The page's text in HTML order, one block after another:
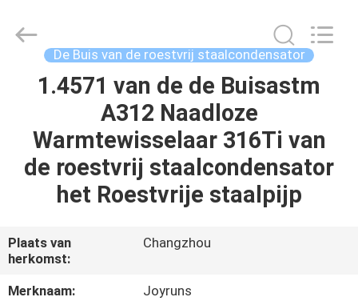
HUIS
PRODUCTEN
ONGEVEER
V.S.
FABRIEKSREIS
Joyruns
Steel
De Buis van de roestvrij staalcondensator
1.4571 van de de Buisastm
A312 Naadloze
Warmtewisselaar 316Ti van
de roestvrij staalcondensator
het Roestvrije staalpijp
Plaats van
herkomst:
Changzhou
Merknaam:
Joyruns